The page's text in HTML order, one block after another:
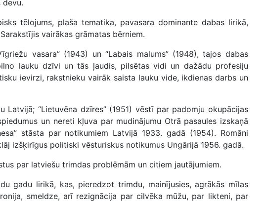
devu.
tēlojums, plaša tematika, pavasara dominante dabas lirikā,
vairākas grāmatas bērniem.
vasara” (1943) un “Labais malums” (1948), tajos dabas
lauku dzīvi un tās ļaudis, pilsētas vidi un dažādu profesiju
ievirzi, rakstnieku vairāk saista lauku vide, ikdienas darbs un
Latvijā; “Lietuvēna dzīres” (1951) vēstī par padomju okupācijas
un nereti kļuva par mudinājumu Otrā pasaules izskaņā
stāsta par notikumiem Latvijā 1933. gadā (1954). Romāni
izšķirīgus politiski vēsturiskus notikumus Ungārijā 1956. gadā.
par latviešu trimdas problēmām un citiem jautājumiem.
gadu lirikā, kas, pieredzot trimdu, mainījusies, agrākās mīlas
smeldze, arī rezignācija par cilvēka mūžu, par likteni, par